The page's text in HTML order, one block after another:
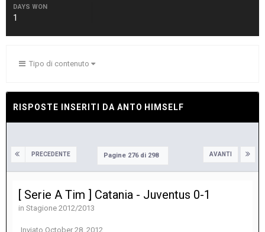
DAYS WON
1
Tipo di contenuto
RISPOSTE INSERITI DA ANTO HIMSELF
PRECEDENTE AVANTI
Pagine 276 di 298
[ Serie A Tim ] Catania - Juventus 0-1
in Stagione 2012/2013
Inviato October 28, 2012